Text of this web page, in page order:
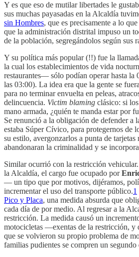
Y es que eso de mutilar libertades le
sus muchas payasadas en la Alcaldía
sin Hombres, que es precisamente a lo
que la administración distrital impuso un
de la población, segregándolos según sus
Y su política más popular (!!) fue la
la cual los establecimientos de vida
restaurantes— sólo podían operar hasta la
las 03:00). La idea era que la gente se
para no terminar envuelta en peleas,
delincuencia. Victim blaming clásico: si
mano armada, ¿quién te manda estar por
Se renunció a la obligación de defender a
estaba Súper Cívico, para protegernos de
su estilo, avergonzarlos a punta de tarjetas
abandonaran la criminalidad y se
Similar ocurrió con la restricción
la Alcaldía, el cargo fue ocupado por
— un tipo que por motivos, dijéramos,
incrementar el uso del transporte público.1
Pico y Placa, una medida absurda que
cada día de por medio. Al regresar a la
restricción. La medida causó un
motocicletas —exentas de la restricción, y
que se volvieron su propio problema de
familias pudientes se compren un segundo